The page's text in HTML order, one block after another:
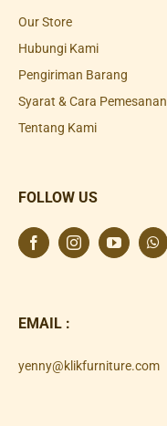
Our Store
Hubungi Kami
Pengiriman Barang
Syarat & Cara Pemesanan
Tentang Kami
FOLLOW US
EMAIL :
yenny@klikfurniture.com